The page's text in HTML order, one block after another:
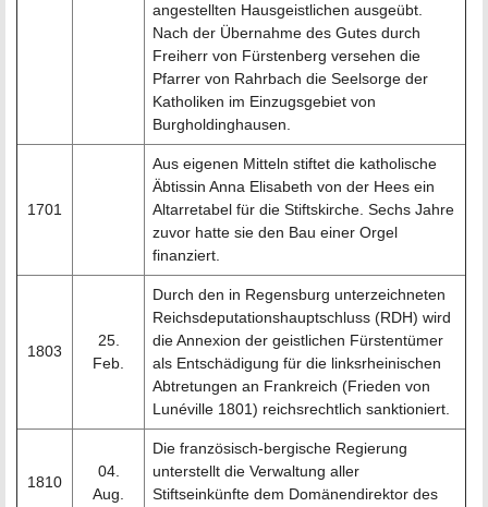
angestellten Hausgeistlichen ausgeübt.
Nach der Übernahme des Gutes durch
Freiherr von Fürstenberg versehen die
Pfarrer von Rahrbach die Seelsorge der
Katholiken im Einzugsgebiet von
Burgholdinghausen.
1701
Aus eigenen Mitteln stiftet die katholische
Äbtissin Anna Elisabeth von der Hees ein
Altarretabel für die Stiftskirche. Sechs Jahre
zuvor hatte sie den Bau einer Orgel
finanziert.
1803
25.
Feb.
Durch den in Regensburg unterzeichneten
Reichsdeputationshauptschluss (RDH) wird
die Annexion der geistlichen Fürstentümer
als Entschädigung für die linksrheinischen
Abtretungen an Frankreich (Frieden von
Lunéville 1801) reichsrechtlich sanktioniert.
1810
04.
Aug.
Die französisch-bergische Regierung
unterstellt die Verwaltung aller
Stiftseinkünfte dem Domänendirektor des